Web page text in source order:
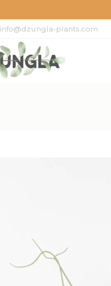
info@dzungla-plants.com